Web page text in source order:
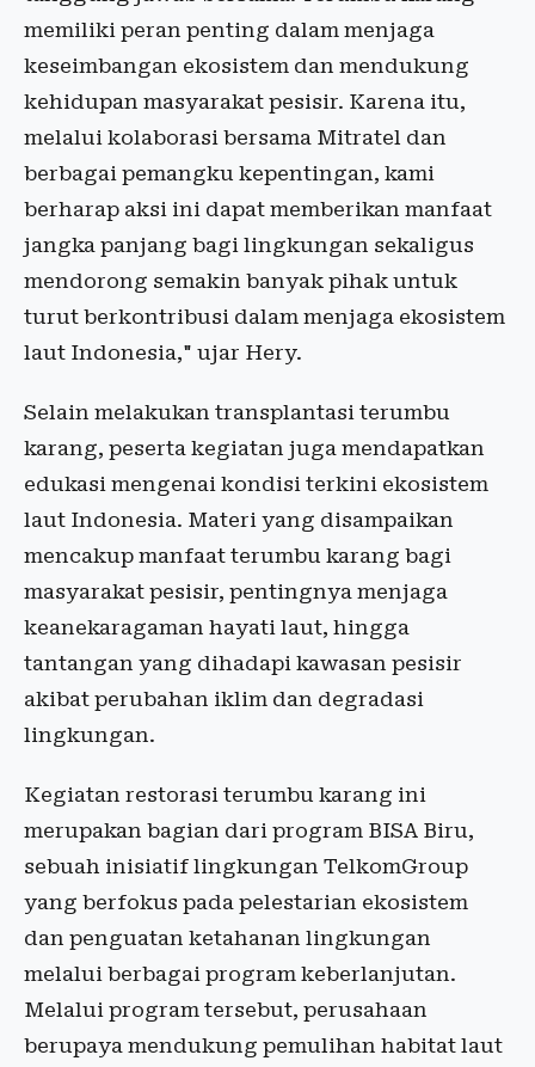
memiliki peran penting dalam menjaga
keseimbangan ekosistem dan mendukung
kehidupan masyarakat pesisir. Karena itu,
melalui kolaborasi bersama Mitratel dan
berbagai pemangku kepentingan, kami
berharap aksi ini dapat memberikan manfaat
jangka panjang bagi lingkungan sekaligus
mendorong semakin banyak pihak untuk
turut berkontribusi dalam menjaga ekosistem
laut Indonesia," ujar Hery.
Selain melakukan transplantasi terumbu
karang, peserta kegiatan juga mendapatkan
edukasi mengenai kondisi terkini ekosistem
laut Indonesia. Materi yang disampaikan
mencakup manfaat terumbu karang bagi
masyarakat pesisir, pentingnya menjaga
keanekaragaman hayati laut, hingga
tantangan yang dihadapi kawasan pesisir
akibat perubahan iklim dan degradasi
lingkungan.
Kegiatan restorasi terumbu karang ini
merupakan bagian dari program BISA Biru,
sebuah inisiatif lingkungan TelkomGroup
yang berfokus pada pelestarian ekosistem
dan penguatan ketahanan lingkungan
melalui berbagai program keberlanjutan.
Melalui program tersebut, perusahaan
berupaya mendukung pemulihan habitat laut